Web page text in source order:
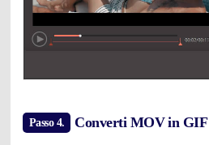
Passo 4. Converti MOV in GIF